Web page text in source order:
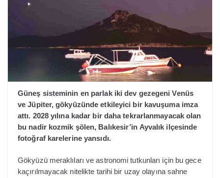
Güneş sisteminin en parlak iki dev gezegeni Venüs
ve Jüpiter, gökyüzünde etkileyici bir kavuşuma imza
attı. 2028 yılına kadar bir daha tekrarlanmayacak olan
bu nadir kozmik şölen, Balıkesir’in Ayvalık ilçesinde
fotoğraf karelerine yansıdı.
Gökyüzü meraklıları ve astronomi tutkunları için bu gece
kaçırılmayacak nitelikte tarihi bir uzay olayına sahne